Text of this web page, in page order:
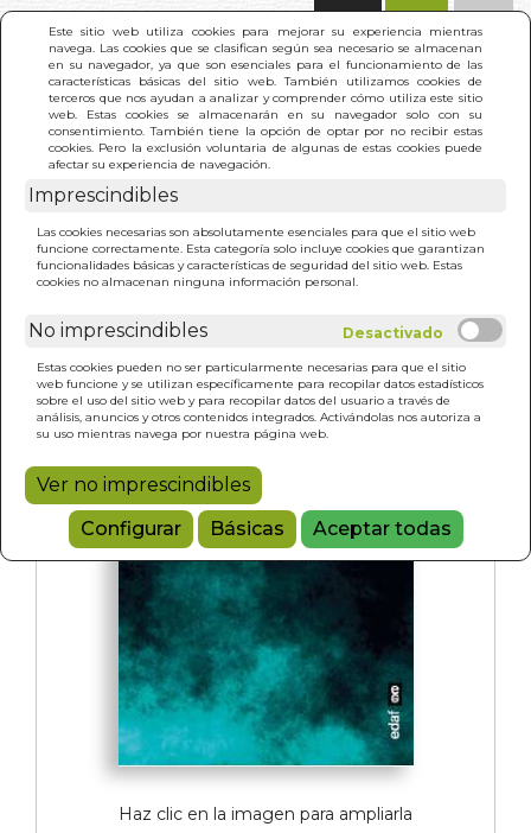
Este sitio web utiliza cookies para mejorar su experiencia mientras
navega. Las cookies que se clasifican según sea necesario se almacenan
en su navegador, ya que son esenciales para el funcionamiento de las
características básicas del sitio web. También utilizamos cookies de
terceros que nos ayudan a analizar y comprender cómo utiliza este sitio
web. Estas cookies se almacenarán en su navegador solo con su
consentimiento. También tiene la opción de optar por no recibir estas
cookies. Pero la exclusión voluntaria de algunas de estas cookies puede
afectar su experiencia de navegación.
Imprescindibles
Las cookies necesarias son absolutamente esenciales para que el sitio web
funcione correctamente. Esta categoría solo incluye cookies que garantizan
funcionalidades básicas y características de seguridad del sitio web. Estas
cookies no almacenan ninguna información personal.
No imprescindibles
Estas cookies pueden no ser particularmente necesarias para que el sitio
web funcione y se utilizan específicamente para recopilar datos estadísticos
sobre el uso del sitio web y para recopilar datos del usuario a través de
análisis, anuncios y otros contenidos integrados. Activándolas nos autoriza a
su uso mientras navega por nuestra página web.
Ver no imprescindibles
Configurar
Básicas Aceptar todas
INICIO >
Haz clic en la imagen para ampliarla